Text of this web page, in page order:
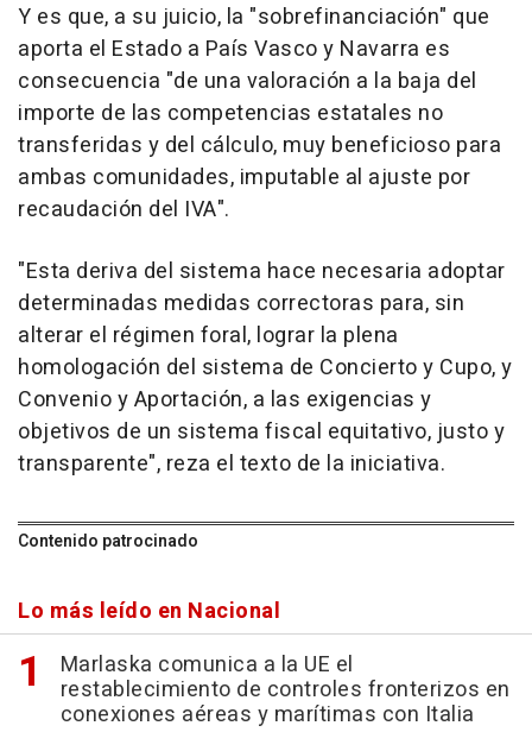
Y es que, a su juicio, la "sobrefinanciación" que
aporta el Estado a País Vasco y Navarra es
consecuencia "de una valoración a la baja del
importe de las competencias estatales no
transferidas y del cálculo, muy beneficioso para
ambas comunidades, imputable al ajuste por
recaudación del IVA".
"Esta deriva del sistema hace necesaria adoptar
determinadas medidas correctoras para, sin
alterar el régimen foral, lograr la plena
homologación del sistema de Concierto y Cupo, y
Convenio y Aportación, a las exigencias y
objetivos de un sistema fiscal equitativo, justo y
transparente", reza el texto de la iniciativa.
Contenido patrocinado
Lo más leído en Nacional
Marlaska comunica a la UE el
restablecimiento de controles fronterizos en
conexiones aéreas y marítimas con Italia